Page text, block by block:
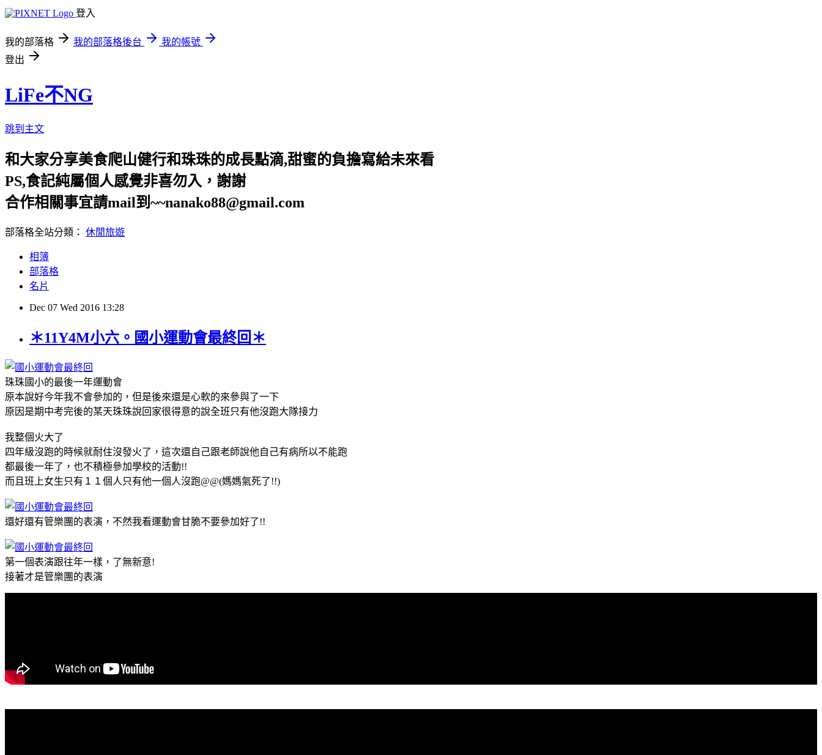
登入
我的部落格 我的部落格後台
我的帳號
登出
LiFe不NG
跳到主文
和大家分享美食爬山健行和珠珠的成長點滴,甜蜜的負擔寫給未來看
PS,食記純屬個人感覺非喜勿入，謝謝
合作相關事宜請mail到~~nanako88@gmail.com
部落格全站分類： 休閒旅遊
相簿
部落格
名片
Dec 07 Wed 2016 13:28
＊11Y4M小六。國小運動會最終回＊
珠珠國小的最後一年運動會
原本說好今年我不會參加的，但是後來還是心軟的來參與了一下
原因是期中考完後的某天珠珠說回家很得意的說全班只有他沒跑大隊接力
我整個火大了
四年級沒跑的時候就耐住沒發火了，這次還自己跟老師說他自己有病所以不能跑
都最後一年了，也不積極參加學校的活動!!
而且班上女生只有１１個人只有他一個人沒跑@@(媽媽氣死了!!)
還好還有管樂團的表演，不然我看運動會甘脆不要參加好了!!
第一個表演跟往年一樣，了無新意!
接著才是管樂團的表演